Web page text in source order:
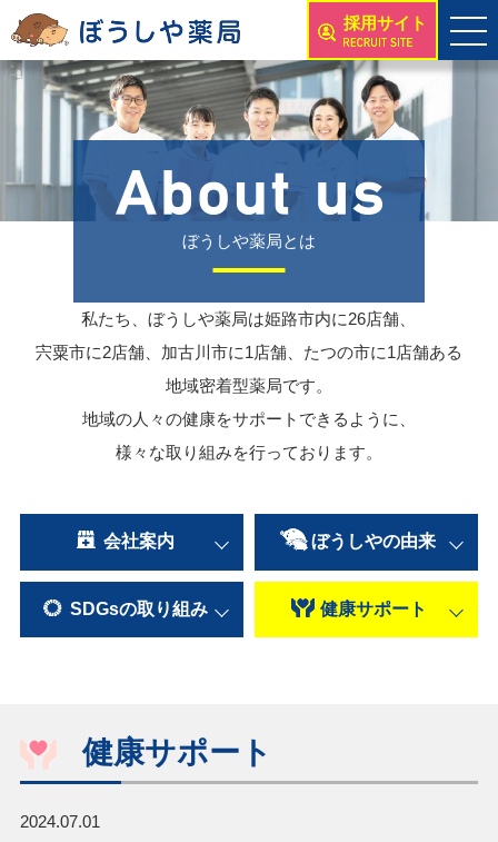
採用サイト
ぼうしや薬局とは
私たち、ぼうしや薬局は姫路市内に26店舗、
宍粟市に2店舗、加古川市に1店舗、たつの市に1店舗ある
地域密着型薬局です。
地域の人々の健康をサポートできるように、
様々な取り組みを行っております。
会社案内 ぼうしやの由来
SDGsの取り組み 健康サポート
健康サポート
2024.07.01